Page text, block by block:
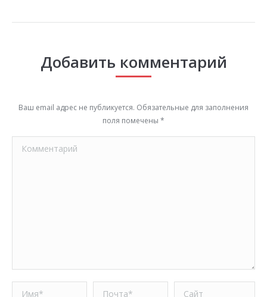
Добавить комментарий
Ваш email адрес не публикуется. Обязательные для заполнения
поля помечены *
Комментарий
Имя * Почта * Сайт